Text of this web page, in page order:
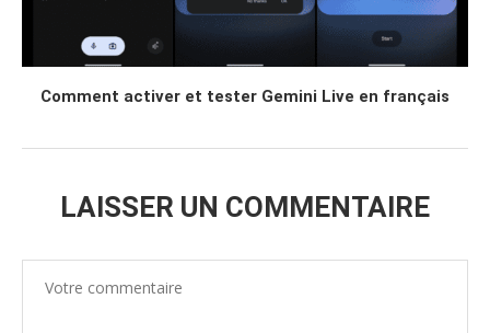
Comment activer et tester Gemini Live en français
LAISSER UN COMMENTAIRE